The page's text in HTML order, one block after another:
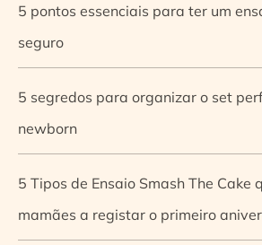
5 pontos essenciais para ter um
seguro
5 segredos para organizar o set
newborn
5 Tipos de Ensaio Smash The Cake
mamães a registar o primeiro